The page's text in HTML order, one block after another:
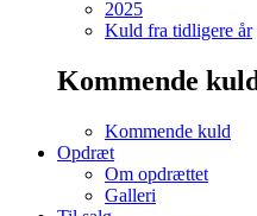
2025
Kuld fra tidligere år
Kommende kuld
Kommende kuld
Opdræt
Om opdrættet
Galleri